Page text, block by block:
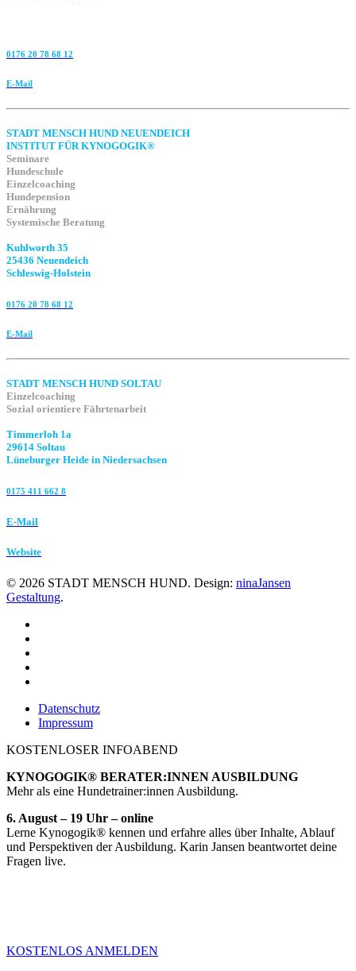
0176 20 78 68 12
E-Mail
STADT MENSCH HUND NEUENDEICH
INSTITUT FÜR KYNOGOGIK®
Seminare
Hundeschule
Einzelcoaching
Hundepension
Ernährung
Systemische Beratung
Kuhlworth 35
25436 Neuendeich
Schleswig-Holstein
0176 20 78 68 12
E-Mail
STADT MENSCH HUND SOLTAU
Einzelcoaching
Sozial orientiere Fährtenarbeit
Timmerloh 1a
29614 Soltau
Lüneburger Heide in Niedersachsen
0175 411 662 8‬
E-Mail
Website
© 2026 STADT MENSCH HUND. Design: ninaJansen
Gestaltung.
Datenschutz
Impressum
KOSTENLOSER INFOABEND
KYNOGOGIK® BERATER:INNEN AUSBILDUNG
Mehr als eine Hundetrainer:innen Ausbildung.
6. August – 19 Uhr – online
Lerne Kynogogik® kennen und erfahre alles über Inhalte, Ablauf
und Perspektiven der Ausbildung. Karin Jansen beantwortet deine
Fragen live.
KOSTENLOS ANMELDEN